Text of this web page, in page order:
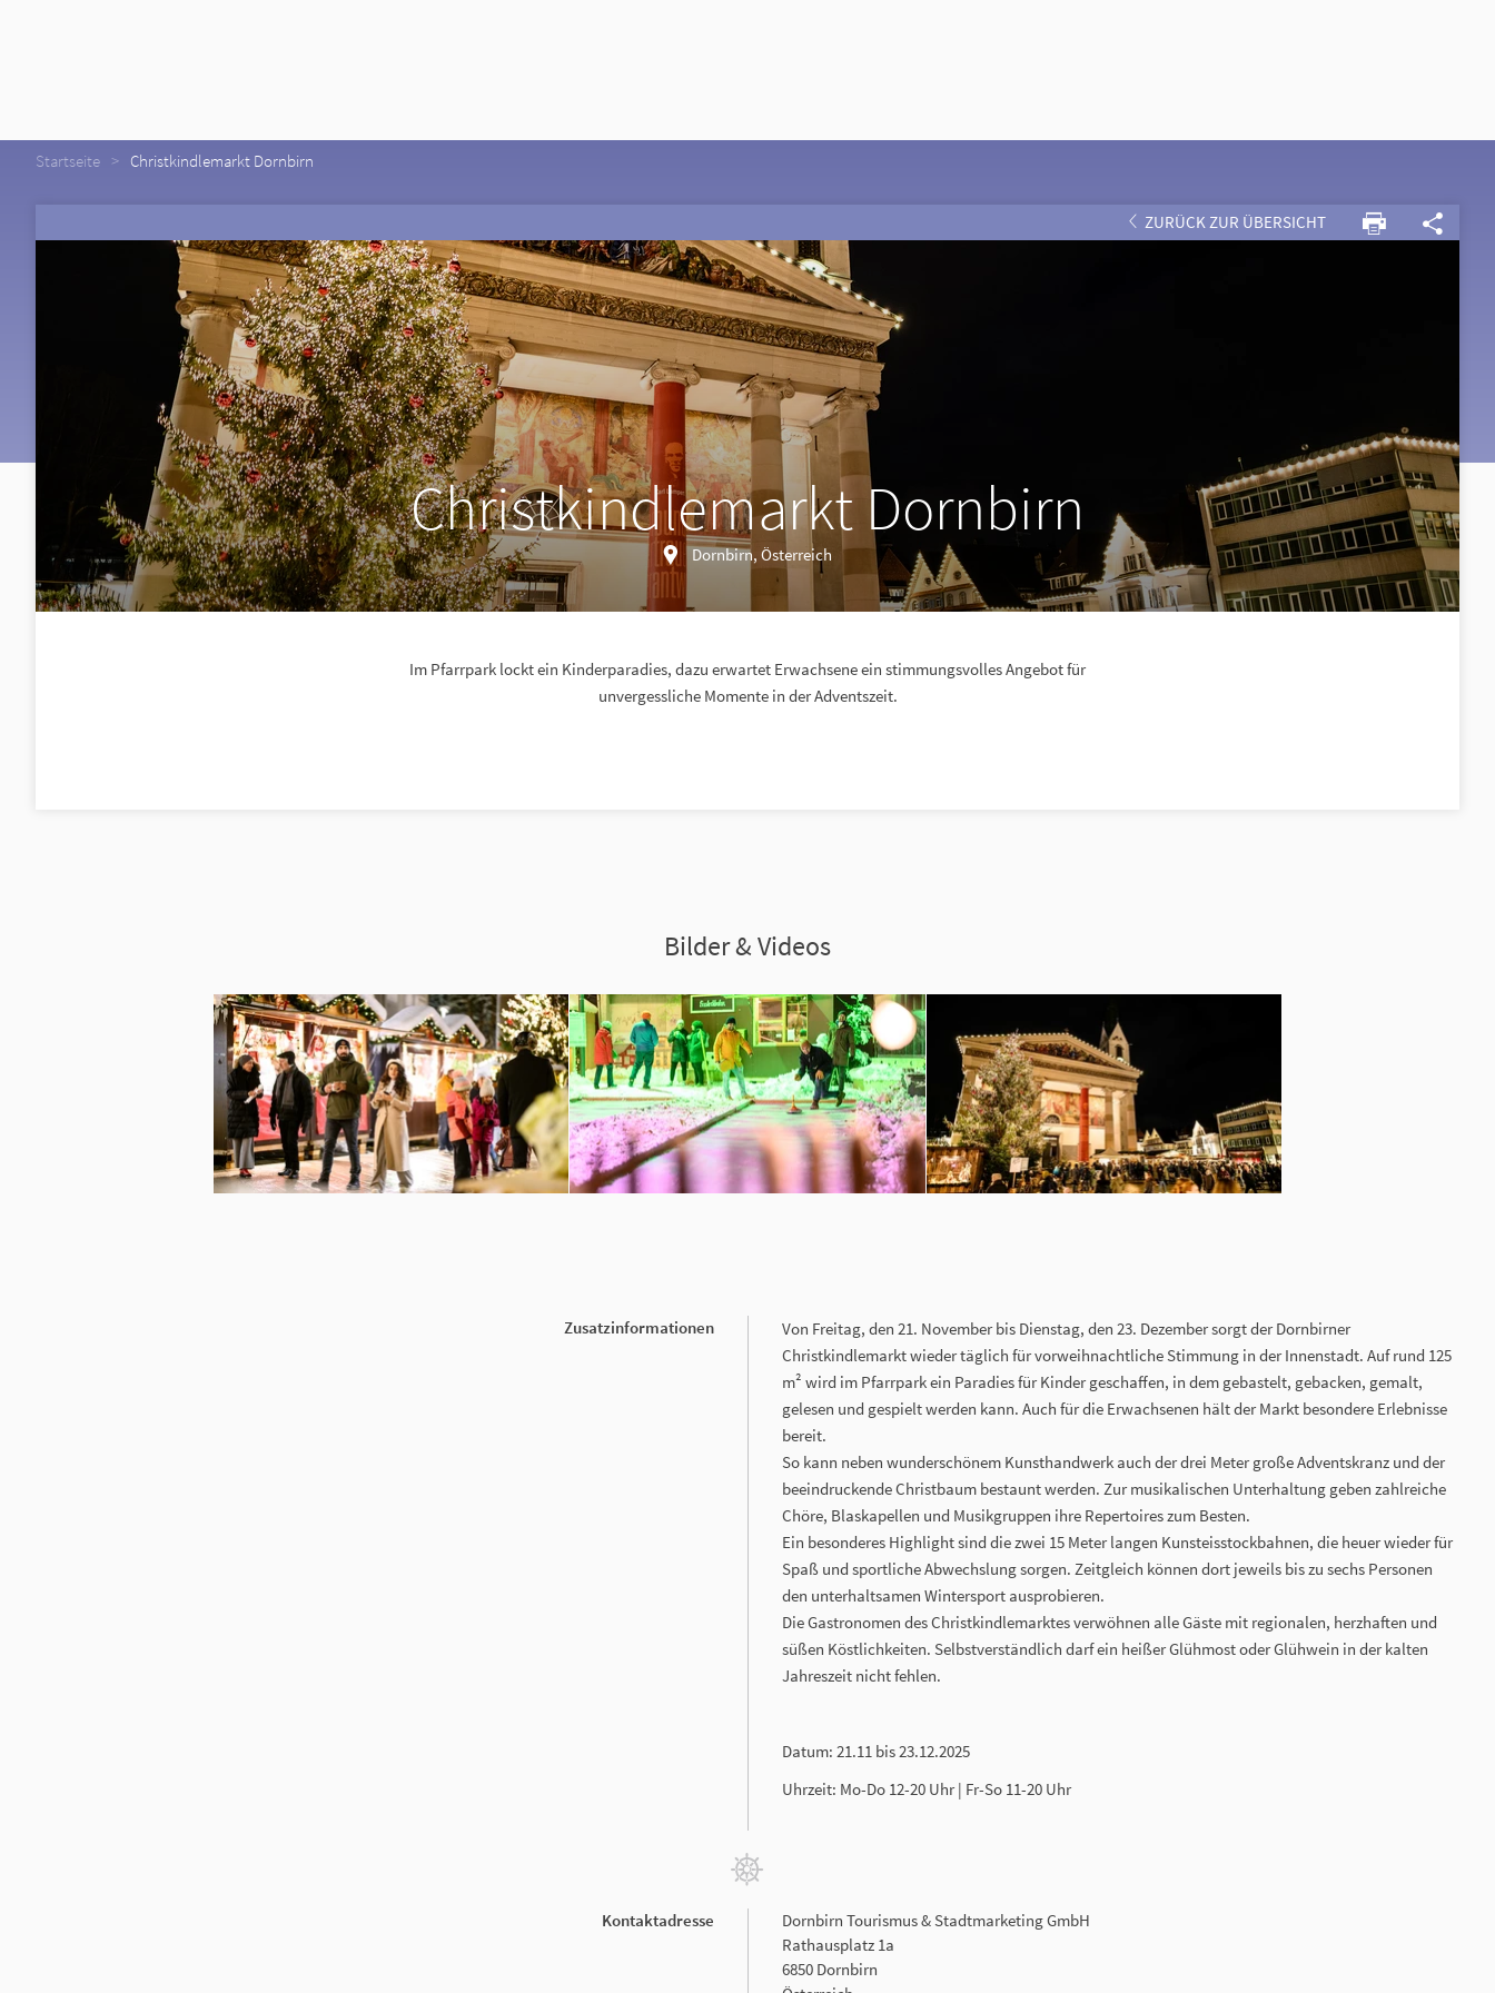
Startseite Christkindlemarkt Dornbirn
ZURÜCK ZUR ÜBERSICHT
Christkindlemarkt Dornbirn
Dornbirn, Österreich
Im Pfarrpark lockt ein Kinderparadies, dazu erwartet Erwachsene ein stimmungsvolles Angebot für
unvergessliche Momente in der Adventszeit.
Bilder & Videos
Zusatzinformationen
Von Freitag, den 21. November bis Dienstag, den 23. Dezember sorgt der Dornbirner
Christkindlemarkt wieder täglich für vorweihnachtliche Stimmung in der Innenstadt. Auf rund 125
m² wird im Pfarrpark ein Paradies für Kinder geschaffen, in dem gebastelt, gebacken, gemalt,
gelesen und gespielt werden kann. Auch für die Erwachsenen hält der Markt besondere Erlebnisse
bereit.
So kann neben wunderschönem Kunsthandwerk auch der drei Meter große Adventskranz und der
beeindruckende Christbaum bestaunt werden. Zur musikalischen Unterhaltung geben zahlreiche
Chöre, Blaskapellen und Musikgruppen ihre Repertoires zum Besten.
Ein besonderes Highlight sind die zwei 15 Meter langen Kunsteisstockbahnen, die heuer wieder für
Spaß und sportliche Abwechslung sorgen. Zeitgleich können dort jeweils bis zu sechs Personen
den unterhaltsamen Wintersport ausprobieren.
Die Gastronomen des Christkindlemarktes verwöhnen alle Gäste mit regionalen, herzhaften und
süßen Köstlichkeiten. Selbstverständlich darf ein heißer Glühmost oder Glühwein in der kalten
Jahreszeit nicht fehlen.
Datum: 21.11 bis 23.12.2025
Uhrzeit: Mo-Do 12-20 Uhr | Fr-So 11-20 Uhr
Kontaktadresse
Dornbirn Tourismus & Stadtmarketing GmbH
Rathausplatz 1a
6850 Dornbirn